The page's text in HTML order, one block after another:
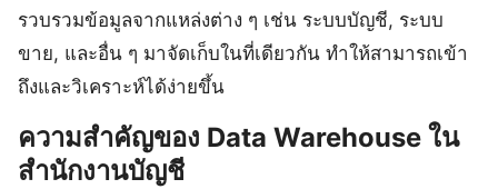
รวบรวมข้อมูลจากแหล่งต่าง ๆ เช่น ระบบบัญชี, ระบบ
ขาย, และอื่น ๆ มาจัดเก็บในที่เดียวกัน ทำให้สามารถเข้า
ถึงและวิเคราะห์ได้ง่ายขึ้น
ความสำคัญของ Data Warehouse ใน
สำนักงานบัญชี